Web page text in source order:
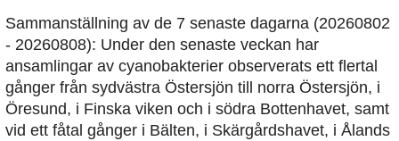
Sammanställning av de 7 senaste dagarna (20260802
- 20260808): Under den senaste veckan har
ansamlingar av cyanobakterier observerats ett flertal
gånger från sydvästra Östersjön till norra Östersjön, i
Öresund, i Finska viken och i södra Bottenhavet, samt
vid ett fåtal gånger i Bälten, i Skärgårdshavet, i Ålands